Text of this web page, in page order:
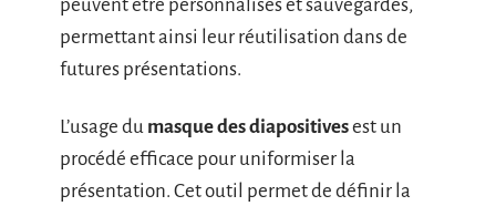
peuvent être personnalisés et sauvegardés,
permettant ainsi leur réutilisation dans de
futures présentations.
L’usage du masque des diapositivesest un
procédé efficace pour uniformiser la
présentation. Cet outil permet de définir la